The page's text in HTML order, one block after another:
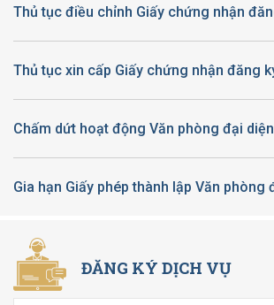
Chấm dứt hoạt động Văn phòng đại diện
ĐĂNG KÝ DỊCH VỤ